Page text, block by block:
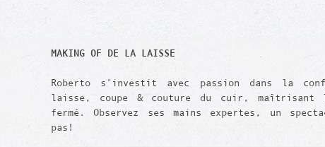
MAKING OF DE LA LAISSE
Roberto s’investit avec passion dans la
laisse, coupe & couture du cuir, maîtrisant
fermé. Observez ses mains expertes, un
pas!